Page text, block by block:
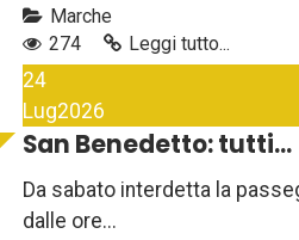
Marche
274
Leggi tutto...
24
Lug2026
San Benedetto: tutti...
Da sabato interdetta la
dalle ore...